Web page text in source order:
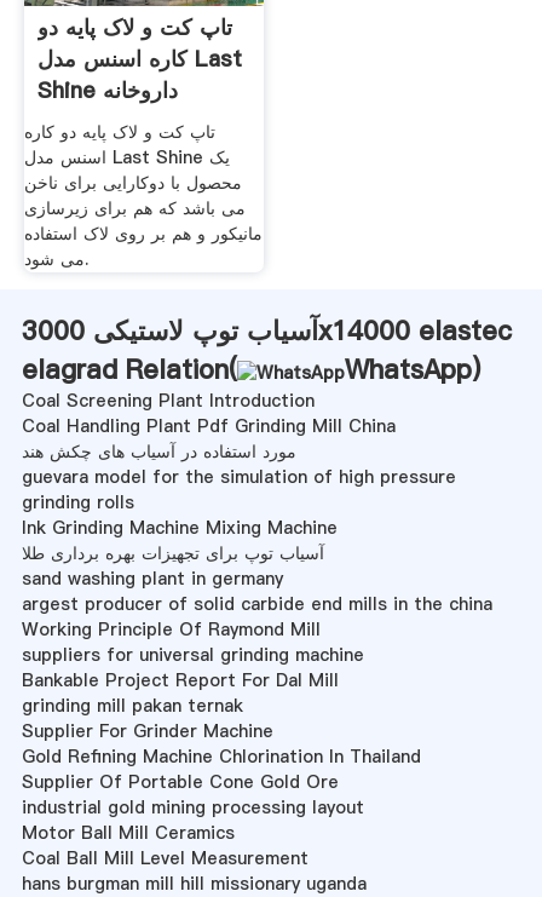
تاپ کت و لاک پایه دو
کاره اسنس مدل Last
Shine داروخانه
تاپ کت و لاک پایه دو کاره
اسنس مدل Last Shine یک
محصول با دوکارایی برای ناخن
می باشد که هم برای زیرسازی
مانیکور و هم بر روی لاک استفاده
می شود.
آسیاب توپ لاستیکی 3000x14000 elastec
elagrad Relation(
WhatsApp)
Coal Screening Plant Introduction
Coal Handling Plant Pdf Grinding Mill China
مورد استفاده در آسیاب های چکش هند
guevara model for the simulation of high pressure
grinding rolls
Ink Grinding Machine Mixing Machine
آسیاب توپ برای تجهیزات بهره برداری طلا
sand washing plant in germany
argest producer of solid carbide end mills in the china
Working Principle Of Raymond Mill
suppliers for universal grinding machine
Bankable Project Report For Dal Mill
grinding mill pakan ternak
Supplier For Grinder Machine
Gold Refining Machine Chlorination In Thailand
Supplier Of Portable Cone Gold Ore
industrial gold mining processing layout
Motor Ball Mill Ceramics
Coal Ball Mill Level Measurement
hans burgman mill hill missionary uganda